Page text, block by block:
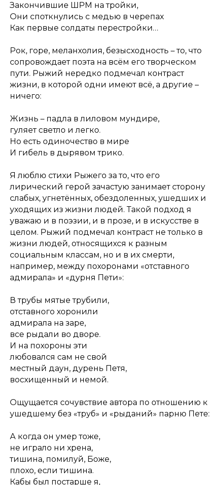
Закончившие ШРМ на тройки,
Они споткнулись с медью в черепах
Как первые солдаты перестройки…
Рок, горе, меланхолия, безысходность – то, что
сопровождает поэта на всём его творческом
пути. Рыжий нередко подмечал контраст
жизни, в которой одни имеют всё, а другие –
ничего:
Жизнь – падла в лиловом мундире,
гуляет светло и легко.
Но есть одиночество в мире
И гибель в дырявом трико.
Я люблю стихи Рыжего за то, что его
лирический герой зачастую занимает сторону
слабых, угнетённых, обездоленных, ушедших и
уходящих из жизни людей. Такой подход я
уважаю и в поэзии, и в прозе, и в искусстве в
целом. Рыжий подмечал контраст не только в
жизни людей, относящихся к разным
социальным классам, но и в их смерти,
например, между похоронами «отставного
адмирала» и «дурня Пети»:
В трубы мятые трубили,
отставного хоронили
адмирала на заре,
все рыдали во дворе.
И на похороны эти
любовался сам не свой
местный даун, дурень Петя,
восхищенный и немой.
Ощущается сочувствие автора по отношению к
ушедшему без «труб» и «рыданий» парню Пете:
А когда он умер тоже,
не играло ни хрена,
тишина, помилуй, Боже,
плохо, если тишина.
Кабы был постарше я,